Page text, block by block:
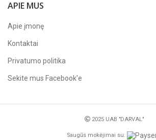
APIE MUS
Apie įmonę
Kontaktai
Privatumo politika
Sekite mus Facebook'e
2025 UAB "DARVAL"
Saugūs mokėjimai su: